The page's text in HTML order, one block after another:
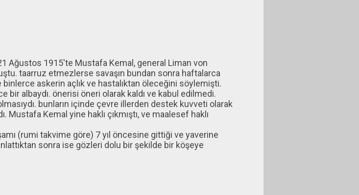
Ağustos 1915'te Mustafa Kemal, general Liman von
taarruz etmezlerse savaşın bundan sonra haftalarca
askerin açlık ve hastalıktan öleceğini söylemişti.
bir albaydı. önerisi öneri olarak kaldı ve kabul edilmedi.
bunların içinde çevre illerden destek kuvveti olarak
Kemal yine haklı çıkmıştı, ve maalesef haklı
(rumi takvime göre) 7 yıl öncesine gittiği ve yaverine
sonra ise gözleri dolu bir şekilde bir köşeye